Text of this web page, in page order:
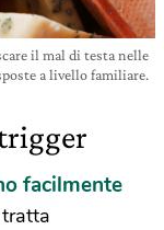
il mal di testa nelle
a livello familiare.
facilmente